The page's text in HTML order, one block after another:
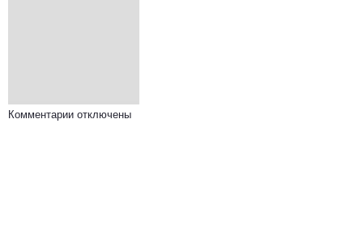
Комментарии отключены